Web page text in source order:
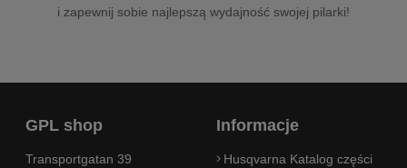
i zapewnij sobie najlepszą wydajność swojej pilarki!
GPL shop
Transportgatan 39
Informacje
Husqvarna Katalog części